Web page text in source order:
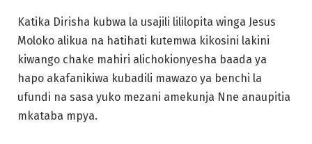
Katika Dirisha kubwa la usajili lililopita winga Jesus
Moloko alikua na hatihati kutemwa kikosini lakini
kiwango chake mahiri alichokionyesha baada ya
hapo akafanikiwa kubadili mawazo ya benchi la
ufundi na sasa yuko mezani amekunja Nne anaupitia
mkataba mpya.